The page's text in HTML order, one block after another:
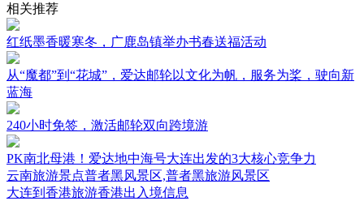
相关推荐
红纸墨香暖寒冬，广鹿岛镇举办书春送福活动
从“魔都”到“花城”，爱达邮轮以文化为帆，服务为桨，驶向新
蓝海
240小时免签，激活邮轮双向跨境游
PK南北母港！爱达地中海号大连出发的3大核心竞争力
云南旅游景点普者黑风景区,普者黑旅游风景区
大连到香港旅游香港出入境信息